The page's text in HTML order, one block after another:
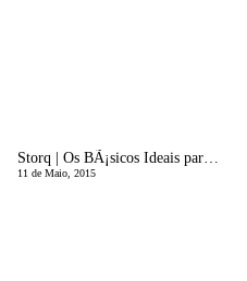
Storq | Os BÃ¡sicos Ideais para a Gravidez
11 de Maio, 2015